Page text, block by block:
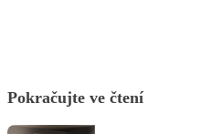
Pokračujte ve čtení